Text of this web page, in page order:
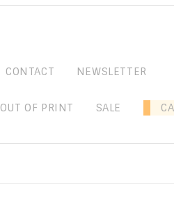
CONTACT NEWSLETTER
OUT OF PRINT SALE